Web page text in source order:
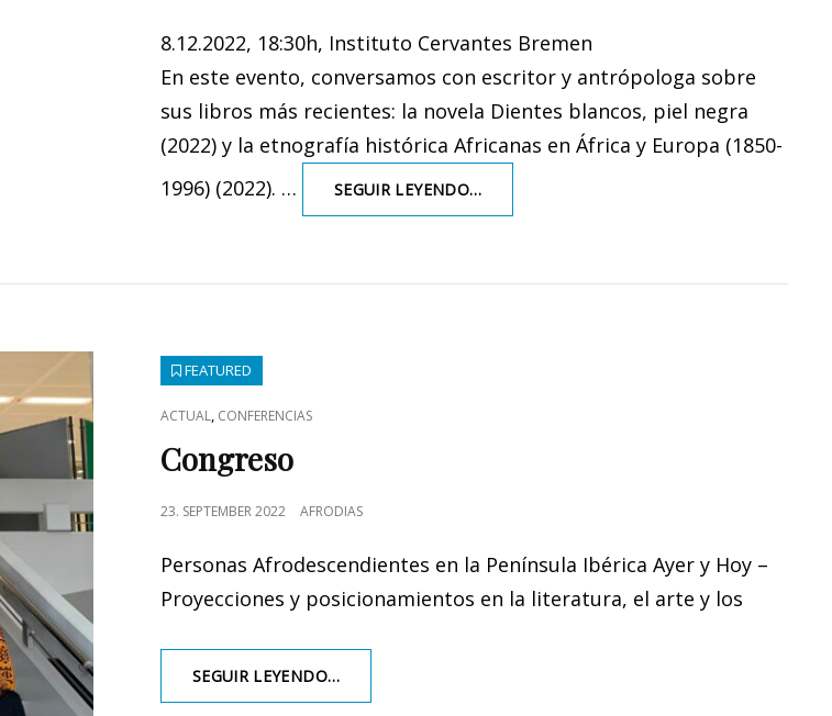
8.12.2022, 18:30h, Instituto Cervantes Bremen
En este evento, conversamos con escritor y antrópologa sobre
sus libros más recientes: la novela Dientes blancos, piel negra
(2022) y la etnografía histórica Africanas en África y Europa (1850-
1996) (2022). …
SEGUIR LEYENDO…GUINEOECUATORIANAS
A
SIGLO
TOMÁS
LAUREL
FEATURED
CAT
LINKS
ACTUAL, CONFERENCIAS
Congreso
POSTED
23. SEPTEMBER 2022 AFRODIAS
Personas Afrodescendientes en la Península Ibérica Ayer y Hoy –
Proyecciones y posicionamientos en la literatura, el arte y los
SEGUIR LEYENDO…CONGRESO